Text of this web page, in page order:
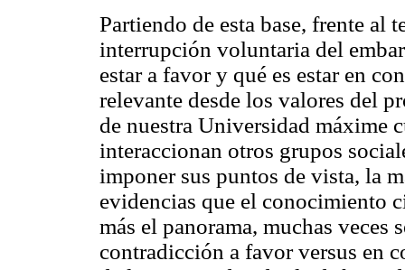
Partiendo de esta base, frente al
interrupción voluntaria del
estar a favor y qué es estar en
relevante desde los valores del
de nuestra Universidad máxime
interaccionan otros grupos
imponer sus puntos de vista, la
evidencias que el conocimiento
más el panorama, muchas veces
contradicción a favor versus en